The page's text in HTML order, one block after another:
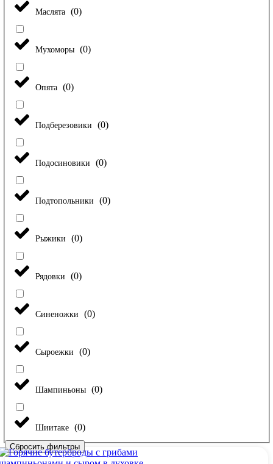
Маслята (0)
Мухоморы (0)
Опята (0)
Подберезовики (0)
Подосиновики (0)
Подтопольники (0)
Рыжики (0)
Рядовки (0)
Синеножки (0)
Сыроежки (0)
Шампиньоны (0)
Шиитаке (0)
Сбросить фильтры